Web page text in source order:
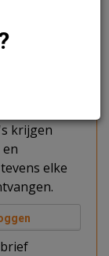
u nog
krijgen
elke